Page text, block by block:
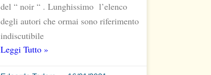
del “ noir “ . Lunghissimo l’elenco
degli autori che ormai sono riferimento
indiscutibile
Leggi Tutto »